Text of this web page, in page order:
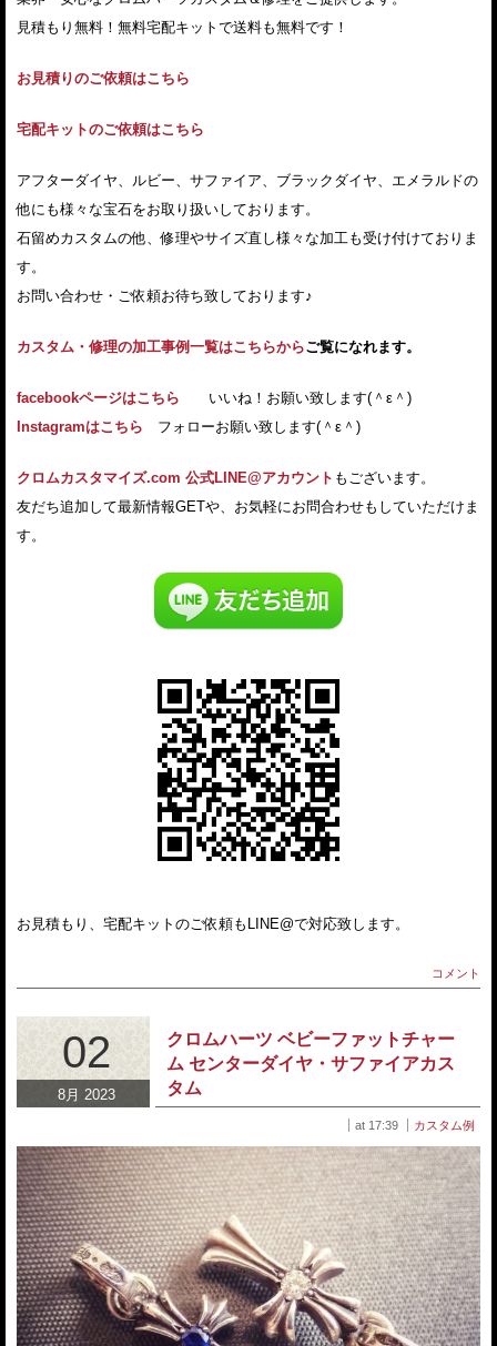
見積もり無料！無料宅配キットで送料も無料です！
お見積りのご依頼はこちら
宅配キットのご依頼はこちら
アフターダイヤ、ルビー、サファイア、ブラックダイヤ、エメラルドの
他にも様々な宝石をお取り扱いしております。
石留めカスタムの他、修理やサイズ直し様々な加工も受け付けておりま
す。
お問い合わせ・ご依頼お待ち致しております♪
カスタム・修理の加工事例一覧はこちらからご覧になれます。
facebookページはこちら いいね！お願い致します(＾ε＾)
Instagramはこちら フォローお願い致します(＾ε＾)
クロムカスタマイズ.com 公式LINE@アカウント もございます。
友だち追加して最新情報GETや、お気軽にお問合わせもしていただけま
す。
お見積もり、宅配キットのご依頼もLINE@で対応致します。
コメント
02
8月 2023
クロムハーツ ベビーファットチャー
ム センターダイヤ・サファイアカス
タム
at 17:39 カスタム例